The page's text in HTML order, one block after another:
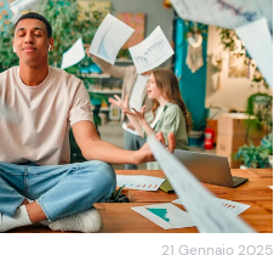
21 Gennaio 2025